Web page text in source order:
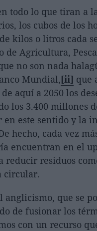
todo lo que tiran a
los cubos de los
kilos o litros cada
de Agricultura,
no son nada
Mundial,[ii] que
aquí a 2050 los
los 3.400 millones
en este sentido y la
hecho, cada vez
encuentran en el
reducir residuos
circular.
anglicismo, que se
de fusionar los
con un recurso